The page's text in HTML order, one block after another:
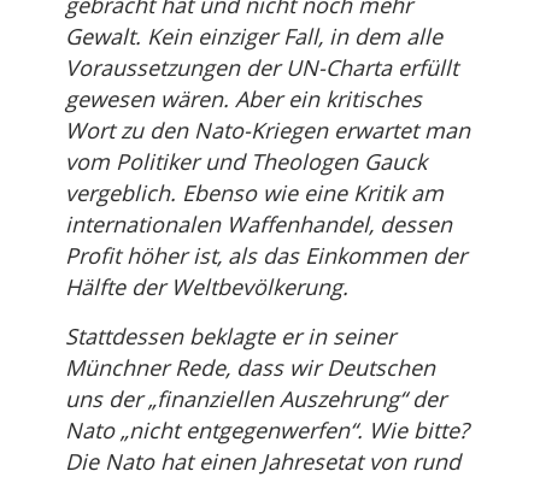
Gewalt. Kein einziger Fall, in dem alle
Voraussetzungen der UN-Charta erfüllt
gewesen wären. Aber ein kritisches
Wort zu den Nato-Kriegen erwartet man
vom Politiker und Theologen Gauck
vergeblich. Ebenso wie eine Kritik am
internationalen Waffenhandel, dessen
Profit höher ist, als das Einkommen der
Hälfte der Weltbevölkerung.
Stattdessen beklagte er in seiner
Münchner Rede, dass wir Deutschen
uns der „finanziellen Auszehrung“ der
Nato „nicht entgegenwerfen“. Wie bitte?
Die Nato hat einen Jahresetat von rund